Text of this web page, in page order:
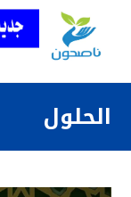
الحلول